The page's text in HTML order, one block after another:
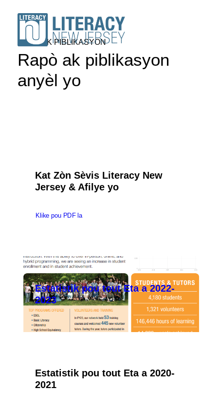
SOU
FÈ YON DON
RAPÒ AK PIBLIKASYON
Rapò ak piblikasyon
anyèl yo
Estatistik pou tout Eta a 2022-
2023
Kat Zòn Sèvis Literacy New
Jersey & Afilye yo
Klike pou PDF la
Estatistik pou tout Eta a 2020-
2021